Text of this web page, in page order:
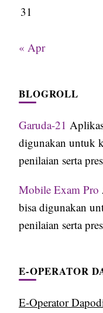
31
« Apr
BLOGROLL
Garuda-21
digunakan untuk
penilaian serta
Mobile Exam Pro
bisa digunakan
penilaian serta
E-OPERATOR
E-Operator